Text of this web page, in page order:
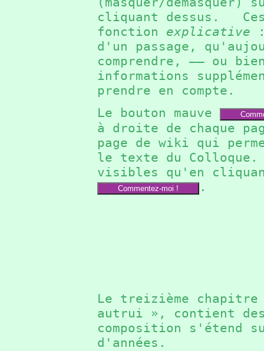
cliquant dessus.
fonction explicative
d'un passage,
comprendre, —— ou
informations
prendre en compte.
Le bouton mauve
à droite de chaque
page de wiki qui
le texte du Colloque.
visibles qu'en
Commentez-moi ! .
Le treizième
autrui », contient des
composition s'étend
d'années.